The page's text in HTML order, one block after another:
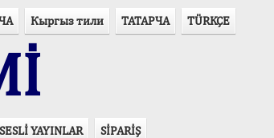
Кыргыз тили ТАТАРЧА TÜRKÇE
SESLİ YAYINLAR SİPARİŞ